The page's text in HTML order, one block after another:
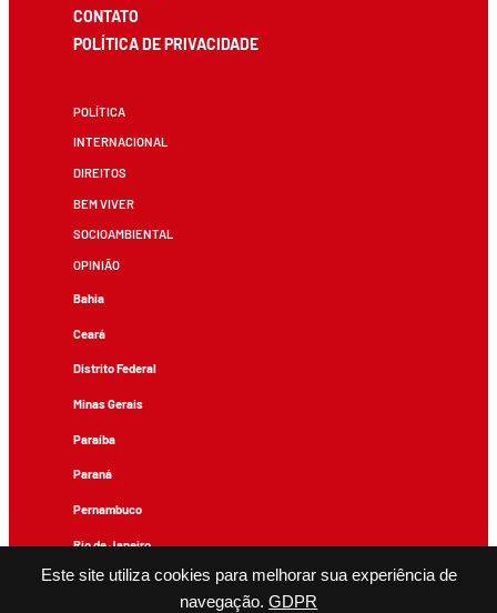
Este site utiliza cookies para melhorar sua experiência de
navegação. GDPR
CONTATO
POLÍTICA DE PRIVACIDADE
POLÍTICA
INTERNACIONAL
DIREITOS
BEM VIVER
SOCIOAMBIENTAL
OPINIÃO
Bahia
Ceará
Distrito Federal
Minas Gerais
Paraíba
Paraná
Pernambuco
Rio de Janeiro
Rio Grande do Sul